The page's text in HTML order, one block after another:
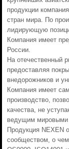
продукции
стран мира. По
лидирующую
Компания имеет
России.
На отечественный
предоставляя
внедорожников и
Компания имеет
производство,
качества, не
ведущим мировыми
Продукция
сообществом, о